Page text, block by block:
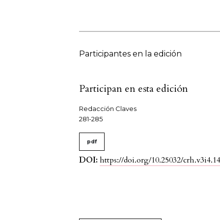
Participantes en la edición
Participan en esta edición
Redacción Claves
281-285
pdf
DOI: https://doi.org/10.25032/